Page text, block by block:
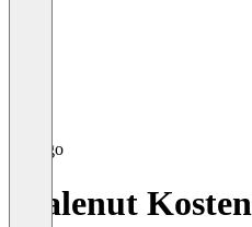
Scalenut Kosten